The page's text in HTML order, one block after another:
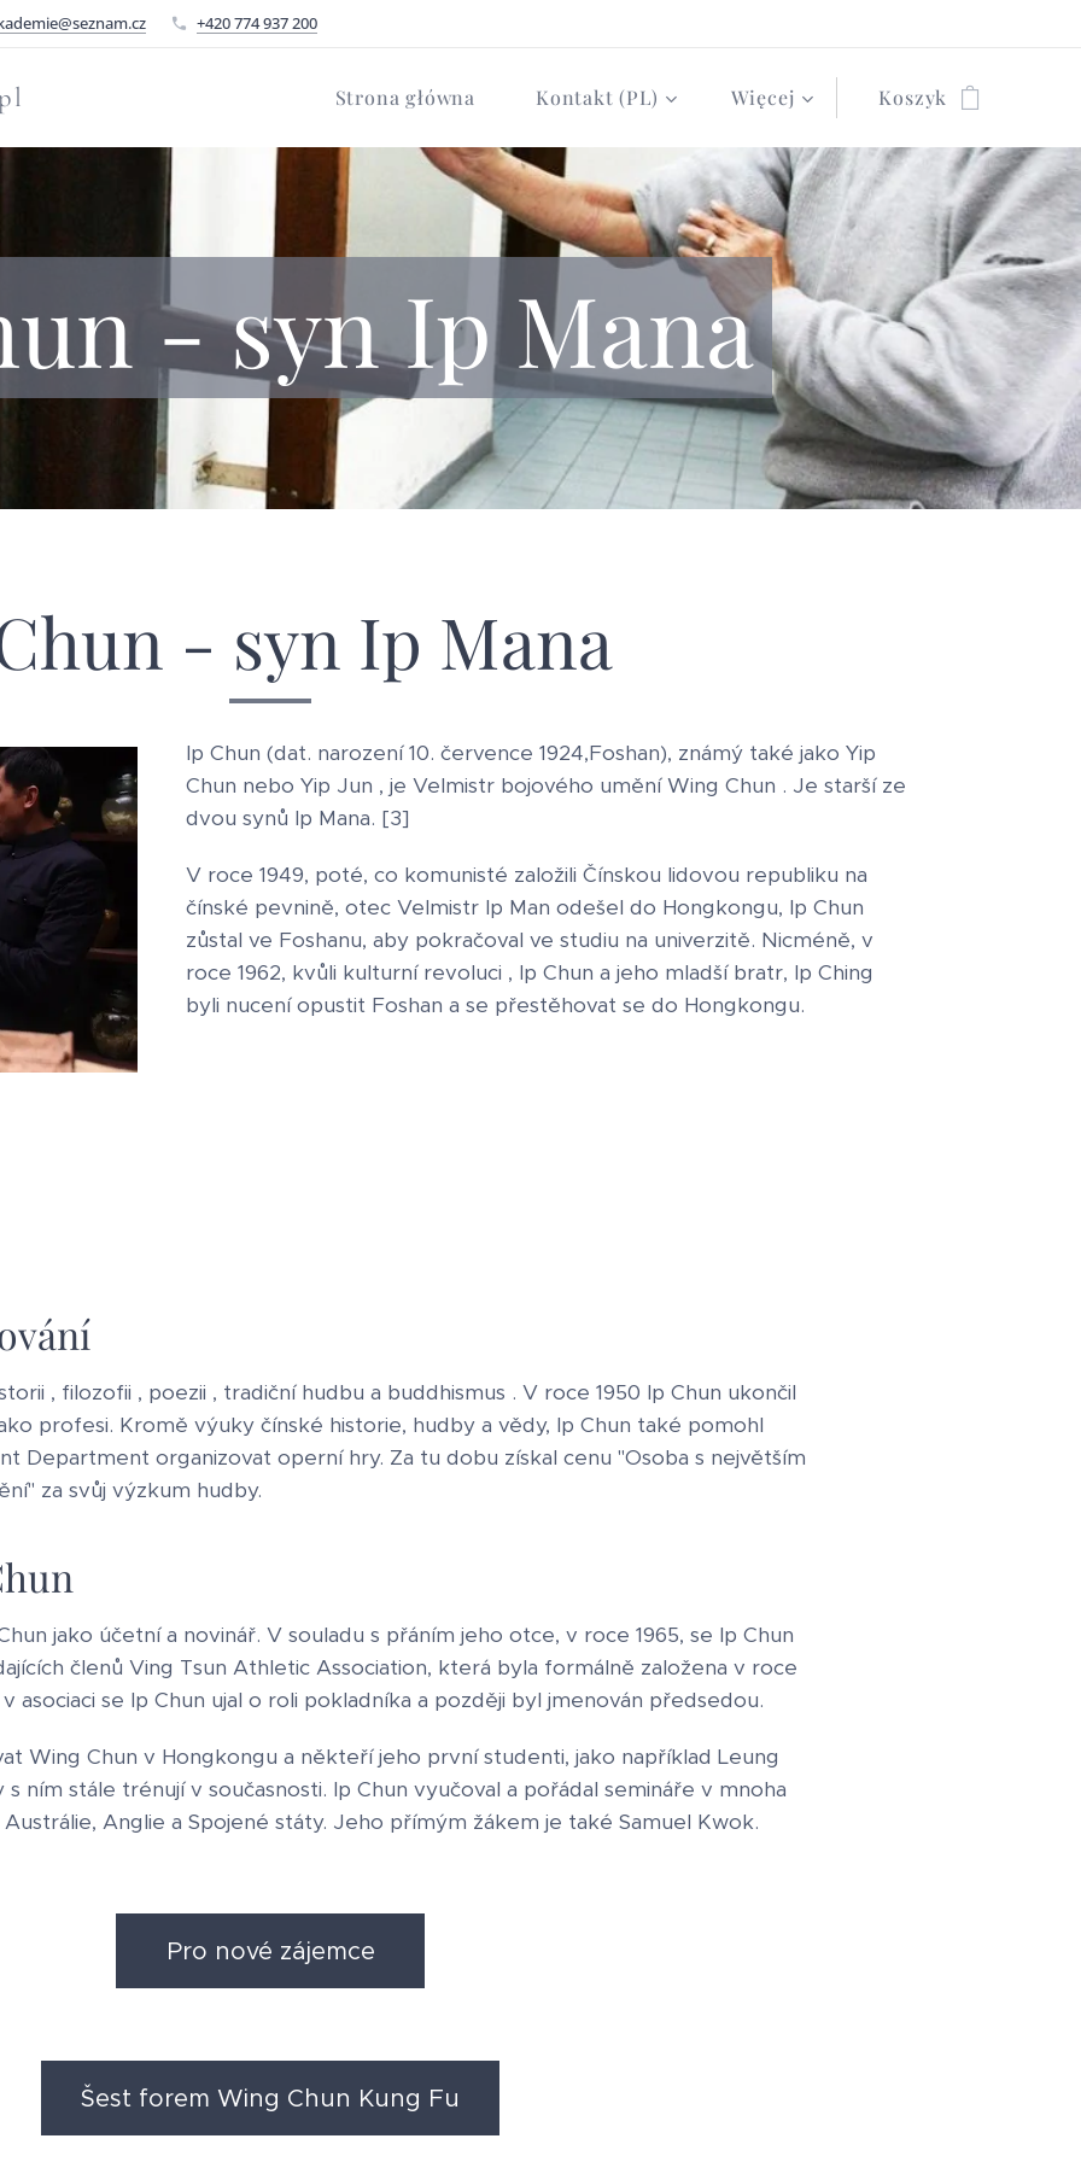
+420 774 937 200
Strona główna Kontakt (PL) Więcej Koszyk
- syn Ip Mana
- syn Ip Mana
Ip Chun (dat. narození 10. července 1924,Foshan), známý také jako Yip
Chun nebo Yip Jun , je Velmistr bojového umění Wing Chun . Je starší ze
dvou synů Ip Mana. [3]
V roce 1949, poté, co komunisté založili Čínskou lidovou republiku na
čínské pevnině, otec Velmistr Ip Man odešel do Hongkongu, Ip Chun
zůstal ve Foshanu, aby pokračoval ve studiu na univerzitě. Nicméně, v
roce 1962, kvůli kulturní revoluci , Ip Chun a jeho mladší bratr, Ip Ching
byli nucení opustit Foshan a se přestěhovat se do Hongkongu.
, filozofii , poezii , tradiční hudbu a buddhismus . V roce 1950 Ip Chun ukončil
profesi. Kromě výuky čínské historie, hudby a vědy, Ip Chun také pomohl
Department organizovat operní hry. Za tu dobu získal cenu "Osoba s největším
za svůj výzkum hudby.
jako účetní a novinář. V souladu s přáním jeho otce, v roce 1965, se Ip Chun
členů Ving Tsun Athletic Association, která byla formálně založena v roce
asociaci se Ip Chun ujal o roli pokladníka a později byl jmenován předsedou.
Wing Chun v Hongkongu a někteří jeho první studenti, jako například Leung
s ním stále trénují v současnosti. Ip Chun vyučoval a pořádal semináře v mnoha
Anglie a Spojené státy. Jeho přímým žákem je také Samuel Kwok.
Pro nové zájemce
Šest forem Wing Chun Kung Fu